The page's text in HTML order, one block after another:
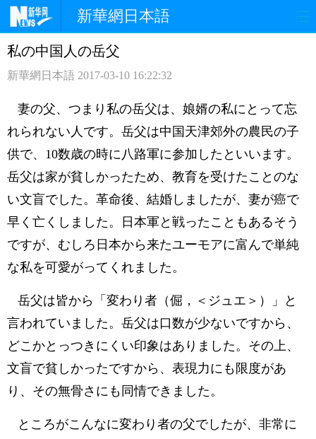
新華網日本語
ホームページ
観光 評論 写真
中日対訳
私の中国人の岳父
新華網日本語 2017-03-10 16:22:32
妻の父、つまり私の岳父は、娘婿の私にとって忘
れられない人です。岳父は中国天津郊外の農民の子
供で、10数歳の時に八路軍に参加したといいます。
岳父は家が貧しかったため、教育を受けたことのな
い文盲でした。革命後、結婚しましたが、妻が癌で
早く亡くしました。日本軍と戦ったこともあるそう
ですが、むしろ日本から来たユーモアに富んで単純
な私を可愛がってくれました。
岳父は皆から「変わり者（倔，＜ジュエ＞）」と
言われていました。岳父は口数が少ないですから、
どこかとっつきにくい印象はありました。その上、
文盲で貧しかったですから、表現力にも限度があ
り、その無骨さにも同情できました。
ところがこんなに変わり者の父でしたが、非常に